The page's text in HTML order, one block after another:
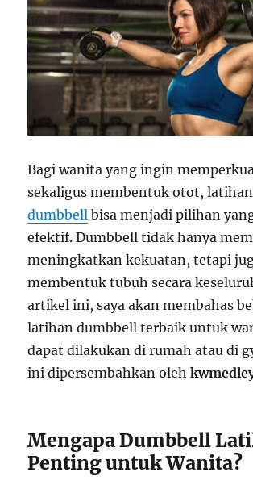
Bagi wanita yang ingin
sekaligus membentuk otot,
dumbbell bisa menjadi pilihan
efektif. Dumbbell tidak hanya
meningkatkan kekuatan, tetapi
membentuk tubuh secara
artikel ini, saya akan membahas
latihan dumbbell terbaik untuk
dapat dilakukan di rumah atau di
ini dipersembahkan oleh
Mengapa Dumbbell
Penting untuk Wanita?